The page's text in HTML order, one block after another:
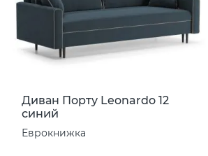
Диван Порту Leonardo 12
синий
Еврокнижка